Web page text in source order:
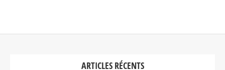
ARTICLES RÉCENTS